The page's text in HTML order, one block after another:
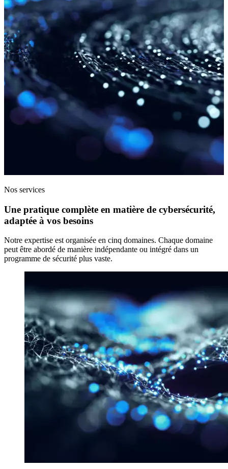
Nos services
Une pratique complète en matière de cybersécurité,
adaptée à vos besoins
Notre expertise est organisée en cinq domaines. Chaque domaine
peut être abordé de manière indépendante ou intégré dans un
programme de sécurité plus vaste.